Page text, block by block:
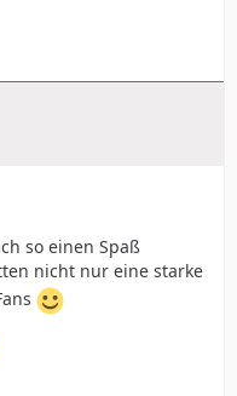
so einen Spaß
nicht nur eine starke